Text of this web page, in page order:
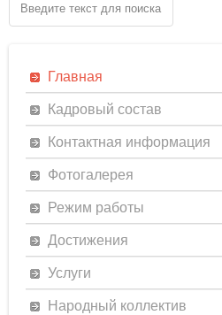
Главная
Кадровый состав
Контактная информация
Фотогалерея
Режим работы
Достижения
Услуги
Народный коллектив